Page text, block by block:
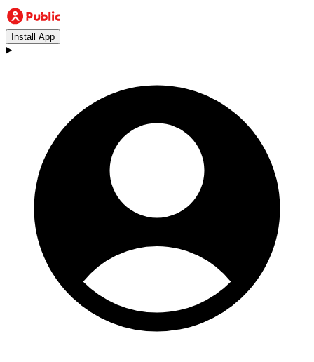
Install App